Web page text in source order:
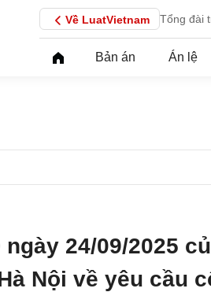
Về LuatVietnam Tổng đài
Bản án Án lệ
24/09/2025
Nội về yêu cầu